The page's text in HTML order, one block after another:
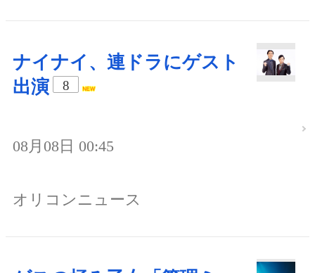
ナイナイ、連ドラにゲスト
出演
8
08月08日 00:45
オリコンニュース